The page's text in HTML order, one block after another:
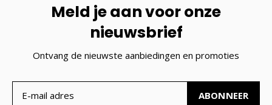
Meld je aan voor onze
nieuwsbrief
Ontvang de nieuwste aanbiedingen en promoties
ABONNEER